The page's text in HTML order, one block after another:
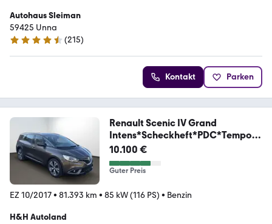
Autohaus Sleiman
59425 Unna
4.3 Sterne
(215)
Kontakt Parken
Renault Scenic IV Grand
Intens*Scheckheft*PDC*Tempom
at*
10.100 €
Guter Preis
EZ 10/2017• 81.393 km • 85 kW (116 PS) • Benzin
H&H Autoland